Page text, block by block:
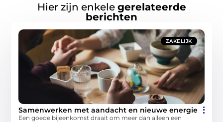
Hier zijn enkele gerelateerde
berichten
ZAKELIJK
Samenwerken met aandacht en nieuwe energie
Een goede bijeenkomst draait om meer dan alleen een